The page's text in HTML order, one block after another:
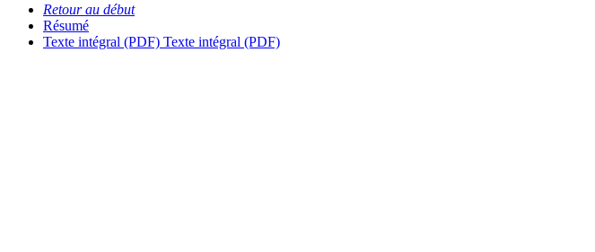
Retour au début
Résumé
Texte intégral (PDF) Texte intégral (PDF)